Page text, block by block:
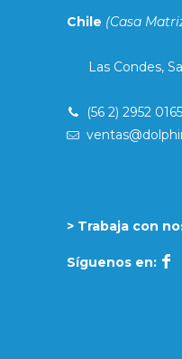
Chile (Casa
Las Condes,
(56 2) 2952 0165
> Trabaja con
Síguenos en: